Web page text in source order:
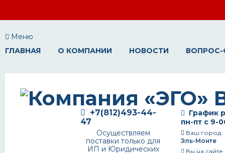
Меню
ГЛАВНАЯ
О КОМПАНИИ НОВОСТИ ВОПРОС-
График
пн-пт с 9-
Ваш город:
Эль-Монте
Вы на
+7(812)493-44-
47
Осуществляем
поставки только для
ИП и Юридических